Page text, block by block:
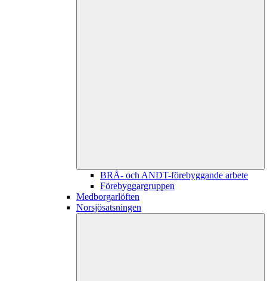
BRÅ- och ANDT-förebyggande arbete
Förebyggargruppen
Medborgarlöften
Norsjösatsningen